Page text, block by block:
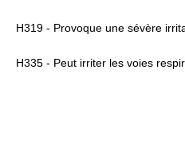
H319 - Provoque une sévère
H335 - Peut irriter les voies